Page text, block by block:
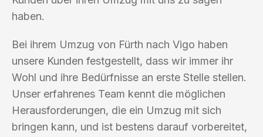
haben.
Bei ihrem Umzug von Fürth nach Vigo haben
unsere Kunden festgestellt, dass wir immer ihr
Wohl und ihre Bedürfnisse an erste Stelle stellen.
Unser erfahrenes Team kennt die möglichen
Herausforderungen, die ein Umzug mit sich
bringen kann, und ist bestens darauf vorbereitet,